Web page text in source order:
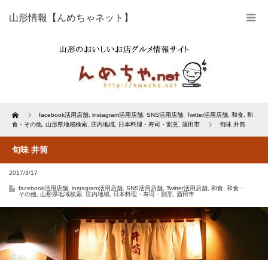
山形情報【んめちゃネット】
Home facebook活用店舗 instagram活用店舗 SNS活用店舗 Twitter活用店舗 和食 和
食・その他 山形県地域検索 庄内地域 日本料理・寿司・割烹 酒田市 旬味 井筒
旬味 井筒
2017/3/17
facebook活用店舗 instagram活用店舗 SNS活用店舗 Twitter活用店舗 和食 和食・
その他 山形県地域検索 庄内地域 日本料理・寿司・割烹 酒田市